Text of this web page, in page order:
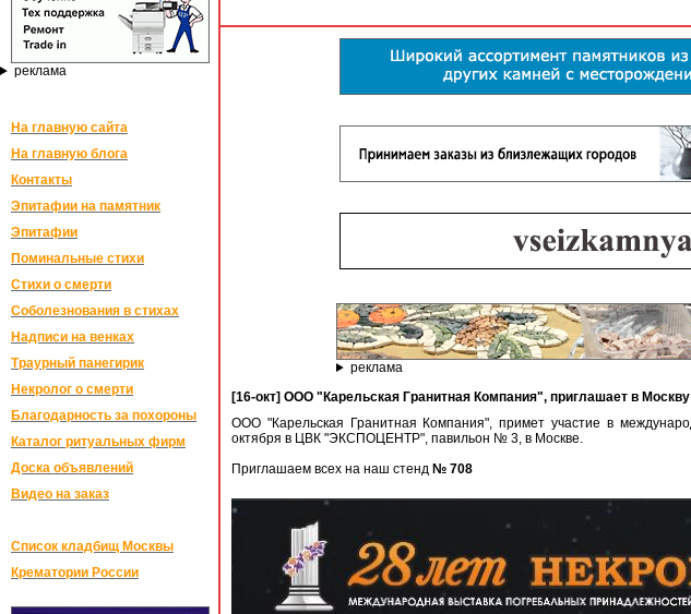
реклама
На главную сайта
На главную блога
Контакты
Эпитафии на памятник
Эпитафии
Поминальные стихи
Стихи о смерти
Соболезнования в стихах
Надписи на венках
Траурный панегирик
Некролог о смерти
Благодарность за похороны
Каталог ритуальных фирм
Доска объявлений
Видео на заказ
Список кладбищ Москвы
Крематории России
реклама
[16-окт] ООО "Карельская Гранитная Компания", приглашает в
ООО "Карельская Гранитная Компания", примет участие в
октября в ЦВК "ЭКСПОЦЕНТР", павильон № 3, в Москве.
Приглашаем всех на наш стенд № 708